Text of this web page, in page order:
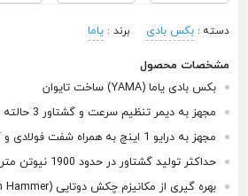
دسته :بکس بادی برند :یاما
مشخصات محصول
بکس بادی یاما (YAMA) ساخت تایوان
مجهز به دیمر تنظیم سرعت و گشتاور 3 حالته و کلید چپ گرد راست گرد
مجهز به درایو 1 اینچ به همراه شفت فولادی و کوتاه
حداکثر تولید گشتاور در حدود 1900 نیوتن متر
بهره گیری از مکانیزم چکش دوتایی (Twin Hammer)